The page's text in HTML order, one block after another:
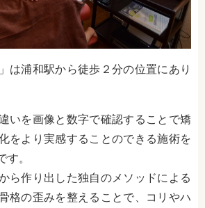
は浦和駅から徒歩２分の位置にあり
いを画像と数字で確認することで矯
をより実感することのできる施術を
。
ら作り出した独自のメソッドによる
格の歪みを整えることで、コリやハ